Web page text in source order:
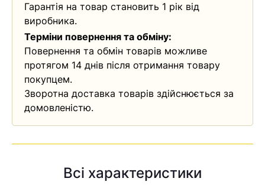
Гарантія на товар становить 1 рік від
виробника.
Терміни повернення та обміну:
Повернення та обмін товарів можливе
протягом 14 днів після отримання товару
покупцем.
Зворотна доставка товарів здійснюється за
домовленістю.
Всі характеристики